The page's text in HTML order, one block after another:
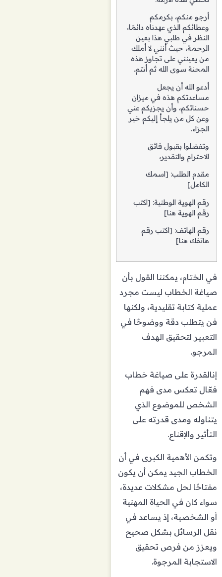
أرجو منكم، بكرمكم
وعطائكم الذي عهدناه دائمًا،
النظر في طلبي هذا بعين
الرحمة، حيث أنني لا أملك
من يعينني على تجاوز هذه
المحنة سوى الله ثم أنتم.
أدعو الله أن يجعل
مساعدتكم هذه في ميزان
حسناتكم، وأن يجزيكم عني
وعن كل من يلجأ إليكم خير
الجزاء.
وتفضلوا بقبول فائق
الاحترام والتقدير،
مقدم الطلب: [اسمك
الكامل]
رقم الهوية الوطنية: [اكتب
رقم الهوية هنا]
رقم الهاتف: [اكتب رقم
هاتفك هنا]
في الختام، يمكننا القول بأن
صياغة الخطاب ليست مجرد
عملية كتابة تقليدية، ولكنها
فن يتطلب دقة ووضوحًا في
التعبير لتحقيق الهدف
المرجو.
إنالقدرة على صياغة خطاب
فعّال تعكس مدى فهم
الشخص للموضوع الذي
يتناوله ومدى قدرته على
التأثير والإقناع.
وتكمن الأهمية الكبرى في أن
الخطاب الجيد يمكن أن يكون
مفتاحًا لحل مشكلات عديدة،
سواء كان في الحياة المهنية
أو الشخصية، إذ يساعد في
نقل الرسائل بشكل صحيح
ويعزز من فرص تحقيق
الاستجابة المرجوة.